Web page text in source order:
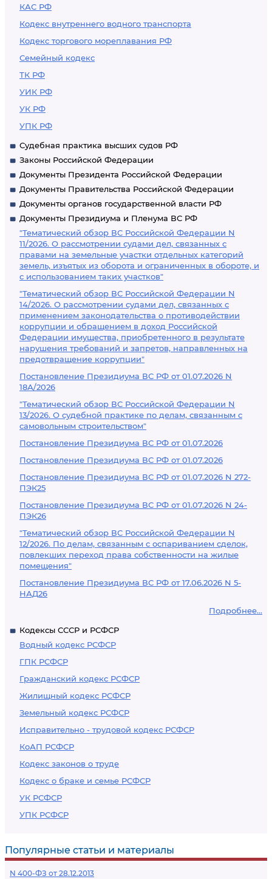
КАС РФ
Кодекс внутреннего водного транспорта
Кодекс торгового мореплавания РФ
Семейный кодекс
ТК РФ
УИК РФ
УК РФ
УПК РФ
Судебная практика высших судов РФ
Законы Российской Федерации
Документы Президента Российской Федерации
Документы Правительства Российской Федерации
Документы органов государственной власти РФ
Документы Президиума и Пленума ВС РФ
"Тематический обзор ВС Российской Федерации N
11/2026. О рассмотрении судами дел, связанных с
правами на земельные участки отдельных категорий
земель, изъятых из оборота и ограниченных в обороте, и
с использованием таких участков"
"Тематический обзор ВС Российской Федерации N
14/2026. О рассмотрении судами дел, связанных с
применением законодательства о противодействии
коррупции и обращением в доход Российской
Федерации имущества, приобретенного в результате
нарушения требований и запретов, направленных на
предотвращение коррупции"
Постановление Президиума ВС РФ от 01.07.2026 N
18А/2026
"Тематический обзор ВС Российской Федерации N
13/2026. О судебной практике по делам, связанным с
самовольным строительством"
Постановление Президиума ВС РФ от 01.07.2026
Постановление Президиума ВС РФ от 01.07.2026
Постановление Президиума ВС РФ от 01.07.2026 N 272-
ПЭК25
Постановление Президиума ВС РФ от 01.07.2026 N 24-
ПЭК26
"Тематический обзор ВС Российской Федерации N
12/2026. По делам, связанным с оспариванием сделок,
повлекших переход права собственности на жилые
помещения"
Постановление Президиума ВС РФ от 17.06.2026 N 5-
НАД26
Подробнее...
Кодексы СССР и РСФСР
Водный кодекс РСФСР
ГПК РСФСР
Гражданский кодекс РСФСР
Жилищный кодекс РСФСР
Земельный кодекс РСФСР
Исправительно - трудовой кодекс РСФСР
КоАП РСФСР
Кодекс законов о труде
Кодекс о браке и семье РСФСР
УК РСФСР
УПК РСФСР
Популярные статьи и материалы
N 400-ФЗ от 28.12.2013